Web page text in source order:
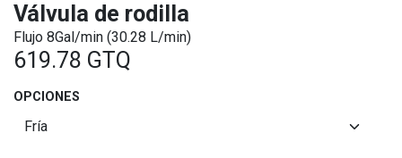
Válvula de rodilla
Flujo 8Gal/min (30.28 L/min)
619.78 GTQ
OPCIONES